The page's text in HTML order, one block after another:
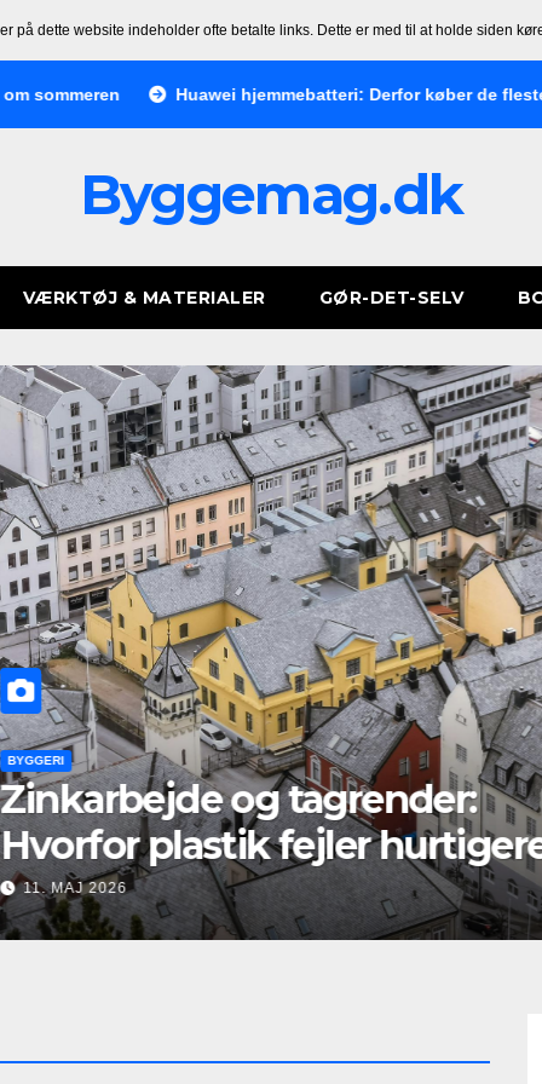
på dette website indeholder ofte betalte links. Dette er med til at holde siden
Huawei hjemmebatteri: Derfor køber de fleste forkert
Byggemag.dk
VÆRKTØJ & MATERIALER GØR-DET-SELV
og tagrender:
plastik fejler hurtigere
zink
11. MAJ 2026